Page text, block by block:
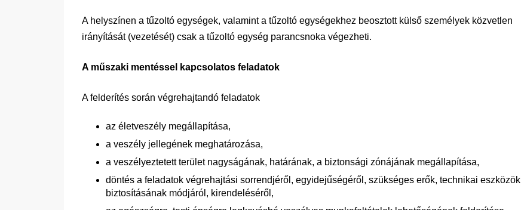
A helyszínen a tűzoltó egységek, valamint a tűzoltó egységekhez beosztott külső személyek közvetlen
irányítását (vezetését) csak a tűzoltó egység parancsnoka végezheti.
A műszaki mentéssel kapcsolatos feladatok
A felderítés során végrehajtandó feladatok
az életveszély megállapítása,
a veszély jellegének meghatározása,
a veszélyeztetett terület nagyságának, határának, a biztonsági zónájának megállapítása,
döntés a feladatok végrehajtási sorrendjéről, egyidejűségéről, szükséges erők, technikai eszközök
biztosításának módjáról, kirendeléséről,